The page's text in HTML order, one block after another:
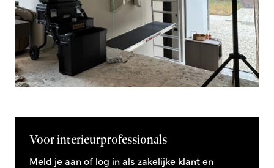
Voor interieurprofessionals
Meld je aan of log in als zakelijke klant en